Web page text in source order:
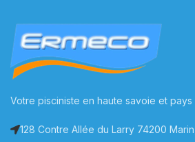
Votre pisciniste en haute savoie et
128 Contre Allée du Larry 74200